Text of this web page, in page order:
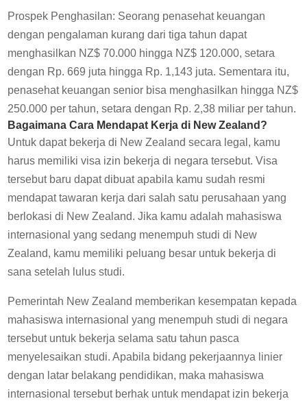
Prospek Penghasilan: Seorang penasehat keuangan
dengan pengalaman kurang dari tiga tahun dapat
menghasilkan NZ$ 70.000 hingga NZ$ 120.000, setara
dengan Rp. 669 juta hingga Rp. 1,143 juta. Sementara itu,
penasehat keuangan senior bisa menghasilkan hingga NZ$
250.000 per tahun, setara dengan Rp. 2,38 miliar per tahun.
Bagaimana Cara Mendapat Kerja di New Zealand?
Untuk dapat bekerja di New Zealand secara legal, kamu
harus memiliki visa izin bekerja di negara tersebut. Visa
tersebut baru dapat dibuat apabila kamu sudah resmi
mendapat tawaran kerja dari salah satu perusahaan yang
berlokasi di New Zealand. Jika kamu adalah mahasiswa
internasional yang sedang menempuh studi di New
Zealand, kamu memiliki peluang besar untuk bekerja di
sana setelah lulus studi.
Pemerintah New Zealand memberikan kesempatan kepada
mahasiswa internasional yang menempuh studi di negara
tersebut untuk bekerja selama satu tahun pasca
menyelesaikan studi. Apabila bidang pekerjaannya linier
dengan latar belakang pendidikan, maka mahasiswa
internasional tersebut berhak untuk mendapat izin bekerja